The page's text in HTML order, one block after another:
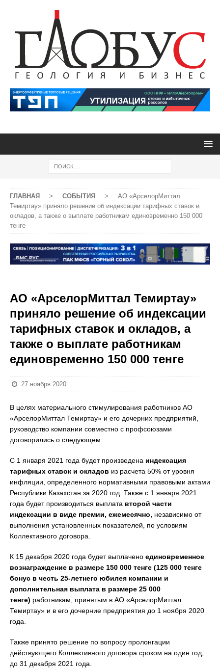
ГЛАВНАЯ > СОБЫТИЯ >
АО «АрселорМиттал
Темиртау» приняло решение об индексации тарифных ставок и
окладов, а также о выплате работникам единовременно 150 000
тенге
АО «АрселорМиттал Темиртау»
приняло решение об индексации
тарифных ставок и окладов, а
также о выплате работникам
единовременно 150 000 тенге
27 ноября 2020
В целях материального стимулирования работников АО
«АрселорМиттал Темиртау» и его дочерних предприятий,
руководство компании совместно с профсоюзами
договорились о следующем:
С 1 января 2021 года будет произведена индексация
тарифных ставок и окладов из расчета 50% от уровня
инфляции, определенного нормативными правовыми актами
Республики Казахстан за 2020 год. Также с 1 января 2021
года будет производиться выплата второй части
индексации в виде премии, ежемесячно, независимо от
выполнения установленных показателей, по условиям
Коллективного договора.
К 15 декабря 2020 года будет выплачено единовременное
вознаграждение в размере 150 000 тенге (125 000 тенге
бонус в честь 25-летнего юбилея компании и
дополнительная выплата в размере 25 000
тенге) работникам, принятым в АО «АрселорМиттал
Темиртау» и в его дочерние предприятия до 1 ноября 2020
года.
Также принято решение по вопросу пролонгации
действующего Коллективного договора сроком на один год,
до 31 декабря 2021 года.